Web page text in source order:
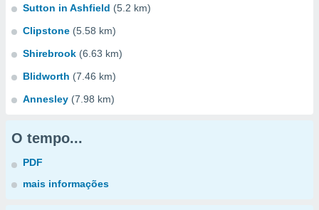
Sutton in Ashfield (5.2 km)
Clipstone (5.58 km)
Shirebrook (6.63 km)
Blidworth (7.46 km)
Annesley (7.98 km)
O tempo...
PDF
mais informações